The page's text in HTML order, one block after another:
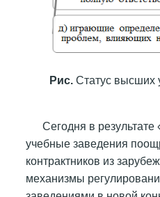
Рис.Статус высших
Сегодня в
учебные заведения
контрактников из
механизмы